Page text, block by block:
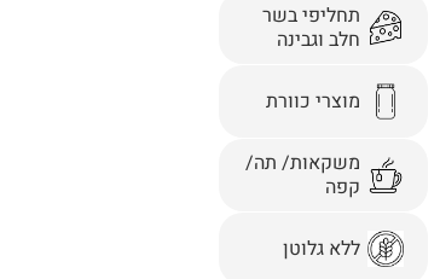
תחליפי בשר
חלב וגבינה
מוצרי כוורת
משקאות/ תה/
קפה
ללא גלוטן